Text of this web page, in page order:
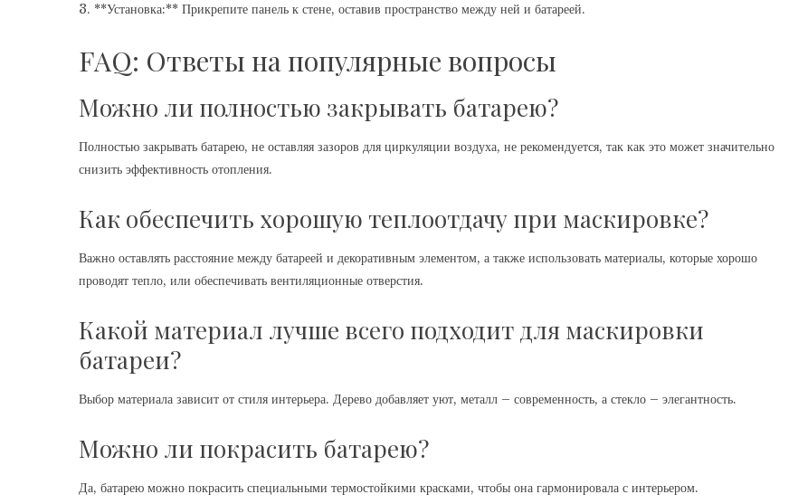
3. **Установка:** Прикрепите панель к стене, оставив пространство между ней и батареей.
FAQ: Ответы на популярные вопросы
Можно ли полностью закрывать батарею?
Полностью закрывать батарею, не оставляя зазоров для циркуляции воздуха, не рекомендуется, так как это может значительно
снизить эффективность отопления.
Как обеспечить хорошую теплоотдачу при маскировке?
Важно оставлять расстояние между батареей и декоративным элементом, а также использовать материалы, которые хорошо
проводят тепло, или обеспечивать вентиляционные отверстия.
Какой материал лучше всего подходит для маскировки
батареи?
Выбор материала зависит от стиля интерьера. Дерево добавляет уют, металл – современность, а стекло – элегантность.
Можно ли покрасить батарею?
Да, батарею можно покрасить специальными термостойкими красками, чтобы она гармонировала с интерьером.